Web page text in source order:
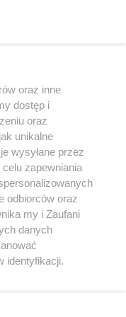
Praca Łódź
oraz inne
dostęp i
oraz
unikalne
wysyłane przez
zapewniania
odbiorców oraz
my i Zaufani
danych
identyfikacji.